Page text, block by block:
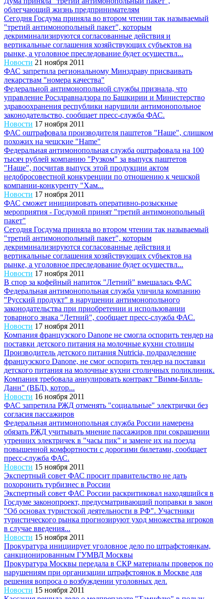
облегчающий жизнь предпринимателям
Сегодня Госдума приняла во втором чтении так называемый
"третий антимонопольный пакет", которым
декриминализируются согласованные действия и
вертикальные соглашения хозяйствующих субъектов на
рынке, а уголовное преследование будет осуществл...
Новости 21 ноября 2011
ФАС запретила региональному Минздраву присваивать
лекарствам "номера качества"
Федеральной антимонопольной службы признала, что
управление Росздравнадзора по Башкирии и Министерство
здравоохранения республики нарушили антимонопольное
законодательство, сообщает пресс-служба ФАС.
Новости 17 ноября 2011
ФАС оштрафовала производителя паштетов "Наше", слишком
похожих на чешские "Нame"
Федеральная антимонопольная служба оштрафовала на 100
тысяч рублей компанию "Рузком" за выпуск паштетов
"Наше", посчитав выпуск этой продукции актом
недобросовестной конкуренции по отношению к чешской
компании-конкуренту "Хам...
Новости 17 ноября 2011
ФАС сможет инициировать оперативно-розыскные
мероприятия - Госдумой принят "третий антимонопольный
пакет"
Сегодня Госдума приняла во втором чтении так называемый
"третий антимонопольный пакет", которым
декриминализируются согласованные действия и
вертикальные соглашения хозяйствующих субъектов на
рынке, а уголовное преследование будет осуществл...
Новости 17 ноября 2011
В спор за кофейный напиток "Летний" вмешалась ФАС
Федеральная антимонопольная служба уличила компанию
"Русский продукт" в нарушении антимонопольного
законодательства при приобретении и использовании
товарного знака "Летний", сообщает пресс-служба ФАС.
Новости 17 ноября 2011
Компания французского Danone не смогла оспорить тендер на
поставки детского питания на молочные кухни столицы
Производитель детского питания Nutricia, подразделение
французского Danone, не смог оспорить тендер на поставки
детского питания на молочные кухни столичных поликлиник.
Компания требовала аннулировать контракт "Вимм-Билль-
Данн" (ВБД), котор...
Новости 16 ноября 2011
ФАС запретила РЖД отменять "социальные" электрички без
согласия пассажиров
Федеральная антимонопольная служба России намерена
обязать РЖД учитывать мнение пассажиров при сокращении
утренних электричек в "часы пик" и замене их на поезда
повышенной комфортности с дорогими билетами, сообщает
пресс-служба ФАС.
Новости 15 ноября 2011
Экспертный совет ФАС просит правительство не дать
похоронить турбизнес в России
Экспертный совет ФАС России раскритиковал находящийся в
Госдуме законопроект, предусматривающий поправки в закон
"Об основах туристской деятельности в РФ". Участники
туристического рынка прогнозируют уход множества игроков
в случае введения...
Новости 15 ноября 2011
Прокуратура инициирует уголовное дело по штрафстоянкам,
санкционированным ГУМВД Москвы
Прокуратура Москвы передала в СКР материалы проверок по
нарушениям при организации штрафстоянок в Москве для
решения вопроса о возбуждении уголовных дел.
Новости 15 ноября 2011